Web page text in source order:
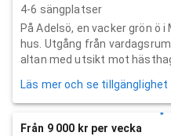
4-6 sängplatser
På Adelsö, en vacker grön ö
hus. Utgång från
altan med utsikt mot
Läs mer och se
Från 9 000 kr per vecka